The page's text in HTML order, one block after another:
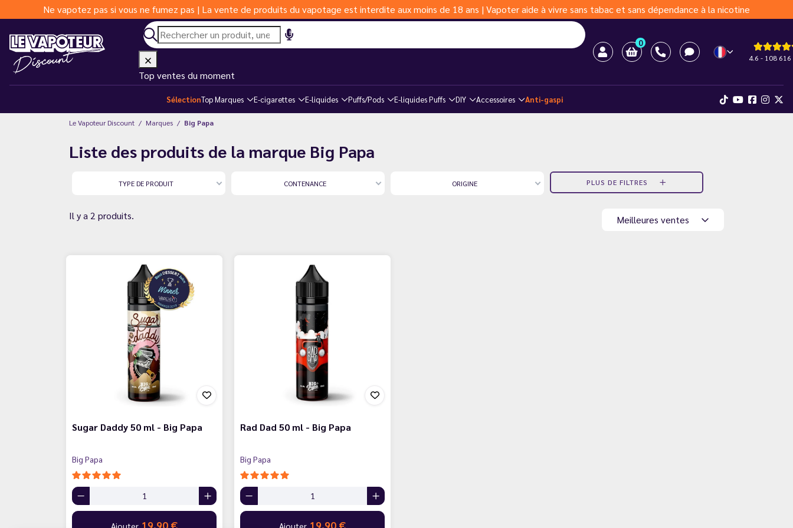
Ne vapotez pas si vous ne fumez pas | La vente de produits du vapotage est interdite aux moins de 18 ans | Vapoter aide à vivre sans tabac et sans dépendance à la nicotine
0
4.6 - 108 616
Top ventes du moment
SélectionTop Marques E-cigarettes E-liquides Puffs/Pods E-liquides Puffs DIY Accessoires Anti-gaspi
Le Vapoteur Discount Marques Big Papa
Liste des produits de la marque Big Papa
TYPE DE PRODUIT CONTENANCE ORIGINE PLUS DE FILTRES
Il y a 2 produits. Meilleures ventes
Sugar Daddy 50 ml - Big Papa
Big Papa
Ajouter 19,90 €
Rad Dad 50 ml - Big Papa
Big Papa
Ajouter 19,90 €